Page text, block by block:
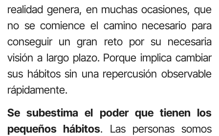
realidad genera, en muchas ocasiones, que
no se comience el camino necesario para
conseguir un gran reto por su necesaria
visión a largo plazo. Porque implica cambiar
sus hábitos sin una repercusión observable
rápidamente.
Se subestima el poder que tienen los
pequeños hábitos. Las personas somos